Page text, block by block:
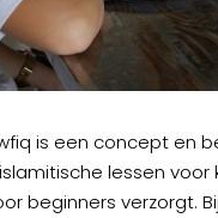
is een concept en
lessen voor
beginners verzorgt.